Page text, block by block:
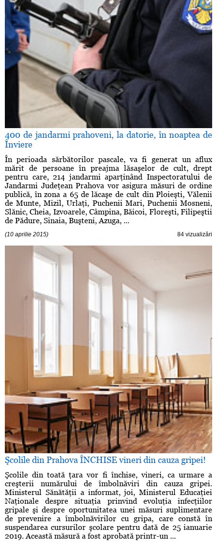
400 de jandarmi prahoveni, la datorie, în noaptea de
Înviere
În perioada sărbătorilor pascale, va fi generat un aflux
mărit de persoane în preajma lăsaşelor de cult, drept
pentru care, 214 jandarmi aparţinând Inspectoratului de
Jandarmi Judeţean Prahova vor asigura măsuri de ordine
publică, în zona a 65 de lăcaşe de cult din Ploieşti, Vălenii
de Munte, Mizil, Urlaţi, Puchenii Mari, Puchenii Mosneni,
Slănic, Cheia, Izvoarele, Câmpina, Băicoi, Floreşti, Filipeştii
de Pădure, Sinaia, Buşteni, Azuga, ...
(10 aprilie 2015) 84 vizualizări
Şcolile din Prahova ÎNCHISE vineri din cauza gripei!
Şcolile din toată ţara vor fi închise, vineri, ca urmare a
creşterii numărului de îmbolnăviri din cauza gripei.
Ministerul Sănătăţii a informat, joi, Ministerul Educaţiei
Naţionale despre situaţia prinvind evoluţia infecţiilor
gripale şi despre oportunitatea unei măsuri suplimentare
de prevenire a îmbolnăvirilor cu gripa, care constă în
suspendarea cursurilor şcolare pentru dată de 25 ianuarie
2019. Această măsură a fost aprobată printr-un ...